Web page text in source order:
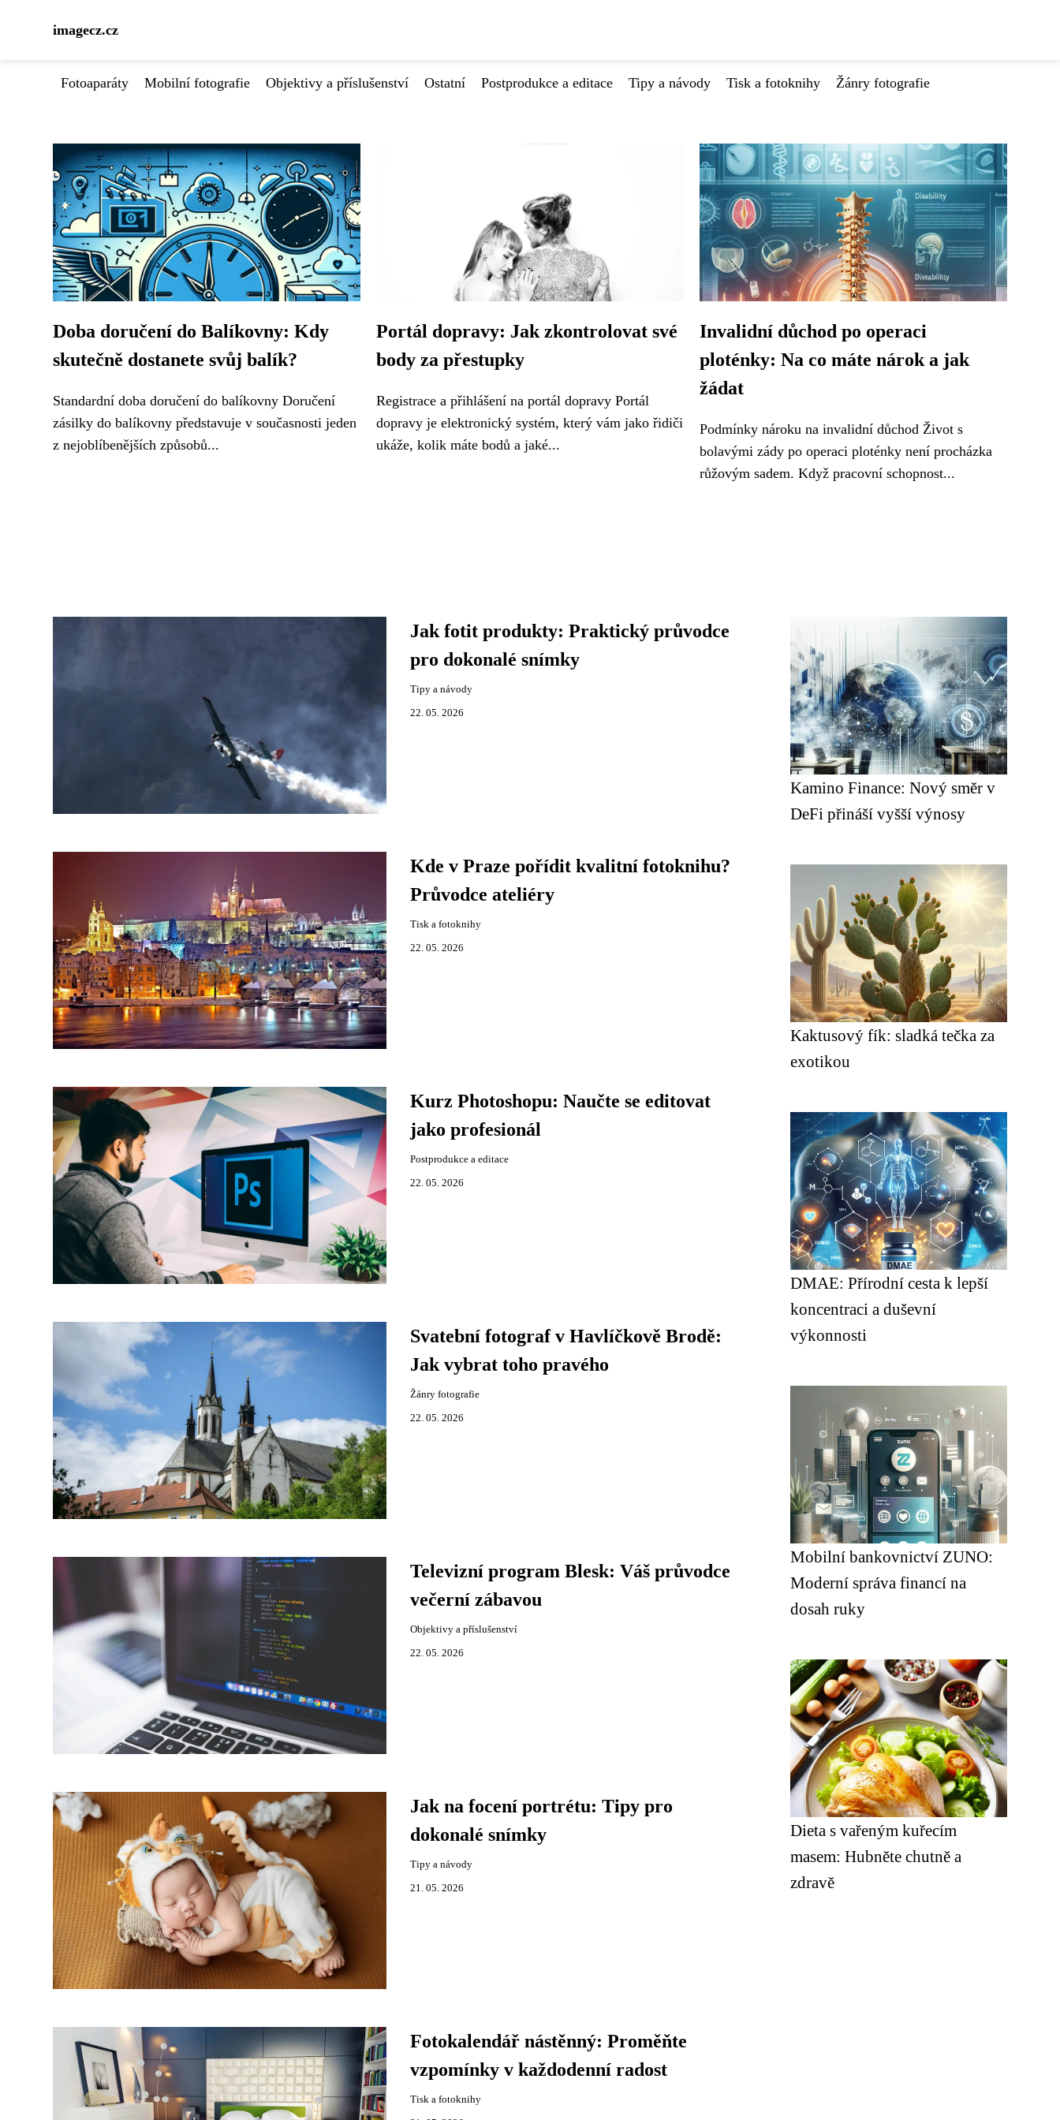
imagecz.cz
Fotoaparáty Mobilní fotografie Objektivy a příslušenství Ostatní Postprodukce a editace Tipy a návody Tisk a fotoknihy Žánry fotografie
Doba doručení do Balíkovny: Kdy
skutečně dostanete svůj balík?
Standardní doba doručení do balíkovny Doručení
zásilky do balíkovny představuje v současnosti jeden
z nejoblíbenějších způsobů...
Portál dopravy: Jak zkontrolovat své
body za přestupky
Registrace a přihlášení na portál dopravy Portál
dopravy je elektronický systém, který vám jako řidiči
ukáže, kolik máte bodů a jaké...
Invalidní důchod po operaci
ploténky: Na co máte nárok a jak
žádat
Podmínky nároku na invalidní důchod Život s
bolavými zády po operaci ploténky není procházka
růžovým sadem. Když pracovní schopnost...
Jak fotit produkty: Praktický průvodce
pro dokonalé snímky
Tipy a návody
22. 05. 2026
Kde v Praze pořídit kvalitní fotoknihu?
Průvodce ateliéry
Tisk a fotoknihy
22. 05. 2026
Kurz Photoshopu: Naučte se editovat
jako profesionál
Postprodukce a editace
22. 05. 2026
Svatební fotograf v Havlíčkově Brodě:
Jak vybrat toho pravého
Žánry fotografie
22. 05. 2026
Televizní program Blesk: Váš průvodce
večerní zábavou
Objektivy a příslušenství
22. 05. 2026
Jak na focení portrétu: Tipy pro
dokonalé snímky
Tipy a návody
21. 05. 2026
Fotokalendář nástěnný: Proměňte
vzpomínky v každodenní radost
Tisk a fotoknihy
Kamino Finance: Nový směr v
DeFi přináší vyšší výnosy
Kaktusový fík: sladká tečka za
exotikou
DMAE: Přírodní cesta k lepší
koncentraci a duševní
výkonnosti
Mobilní bankovnictví ZUNO:
Moderní správa financí na
dosah ruky
Dieta s vařeným kuřecím
masem: Hubněte chutně a
zdravě